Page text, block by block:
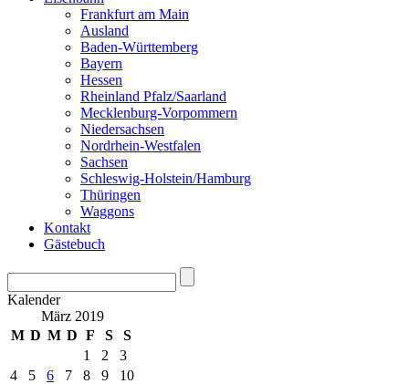
Frankfurt am Main
Ausland
Baden-Württemberg
Bayern
Hessen
Rheinland Pfalz/Saarland
Mecklenburg-Vorpommern
Niedersachsen
Nordrhein-Westfalen
Sachsen
Schleswig-Holstein/Hamburg
Thüringen
Waggons
Kontakt
Gästebuch
Kalender
März 2019
M D M D F S
S
1
2
3
4
5 6 7 8 9
10